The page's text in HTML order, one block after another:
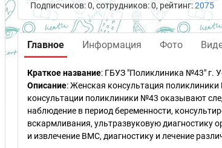
Подписчиков: 0, сотрудников: 0, рейтинг:2075
Главное Информация Фото
Краткое название: ГБУЗ "Поликлиника №43" г.
Описание: Женская консультация
консультации поликлиники №43 оказывают
наблюдение в период беременности,
вскармливания, ультразвуковую диагностику
и извлечение ВМС, диагностику и лечение